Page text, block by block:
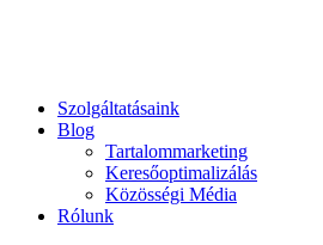
Szolgáltatásaink
Blog
Tartalommarketing
Keresőoptimalizálás
Közösségi Média
Rólunk